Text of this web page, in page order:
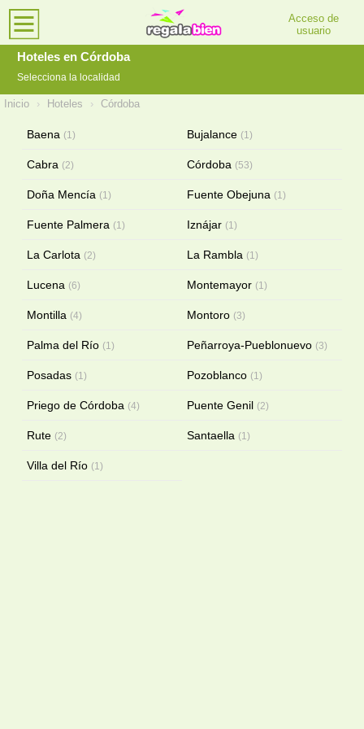
Acceso de
usuario
Hoteles en Córdoba
Selecciona la localidad
Inicio › Hoteles › Córdoba
Baena (1) Bujalance (1)
Cabra (2) Córdoba (53)
Doña Mencía (1) Fuente Obejuna (1)
Fuente Palmera (1) Iznájar (1)
La Carlota (2) La Rambla (1)
Lucena (6) Montemayor (1)
Montilla (4) Montoro (3)
Palma del Río (1) Peñarroya-Pueblonuevo (3)
Posadas (1) Pozoblanco (1)
Priego de Córdoba (4) Puente Genil (2)
Rute (2) Santaella (1)
Villa del Río (1)